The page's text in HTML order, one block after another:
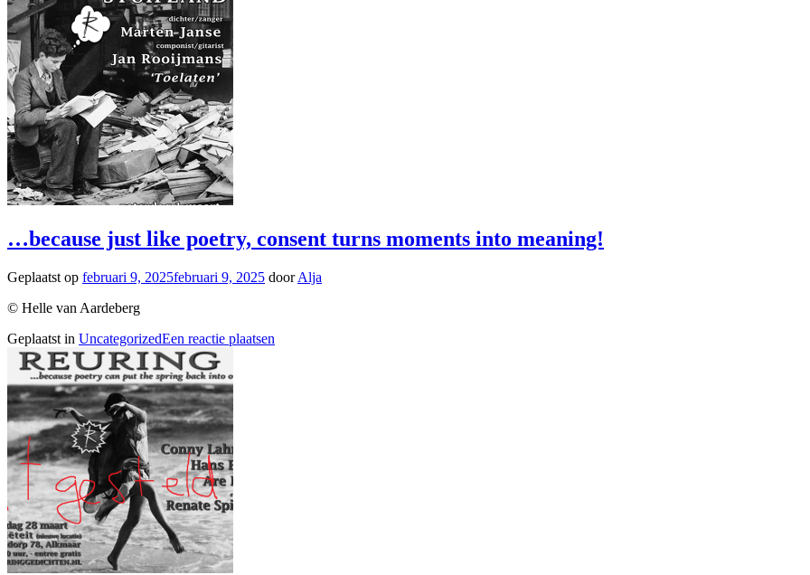
…because just like poetry, consent turns moments into meaning!
Geplaatst op februari 9, 2025februari 9, 2025 doorAlja
© Helle van Aardeberg
Geplaatst in UncategorizedEen reactie plaatsen